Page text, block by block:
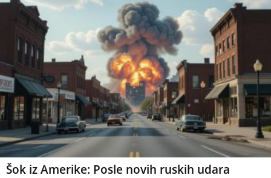
Šok iz Amerike: Posle novih ruskih udara